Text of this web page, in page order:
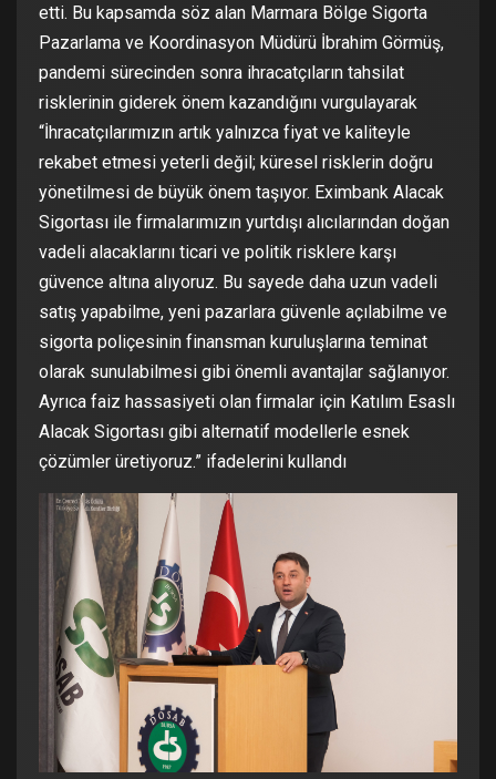
etti. Bu kapsamda söz alan Marmara Bölge Sigorta
Pazarlama ve Koordinasyon Müdürü İbrahim Görmüş,
pandemi sürecinden sonra ihracatçıların tahsilat
risklerinin giderek önem kazandığını vurgulayarak
“İhracatçılarımızın artık yalnızca fiyat ve kaliteyle
rekabet etmesi yeterli değil; küresel risklerin doğru
yönetilmesi de büyük önem taşıyor. Eximbank Alacak
Sigortası ile firmalarımızın yurtdışı alıcılarından doğan
vadeli alacaklarını ticari ve politik risklere karşı
güvence altına alıyoruz. Bu sayede daha uzun vadeli
satış yapabilme, yeni pazarlara güvenle açılabilme ve
sigorta poliçesinin finansman kuruluşlarına teminat
olarak sunulabilmesi gibi önemli avantajlar sağlanıyor.
Ayrıca faiz hassasiyeti olan firmalar için Katılım Esaslı
Alacak Sigortası gibi alternatif modellerle esnek
çözümler üretiyoruz.” ifadelerini kullandı